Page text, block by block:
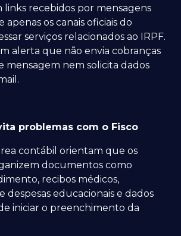
recebidos por mensagens
apenas os canais oficiais do
serviços relacionados ao IRPF.
alerta que não envia cobranças
mensagem nem solicita dados
problemas com o Fisco
contábil orientam que os
documentos como
recibos médicos,
despesas educacionais e dados
iniciar o preenchimento da